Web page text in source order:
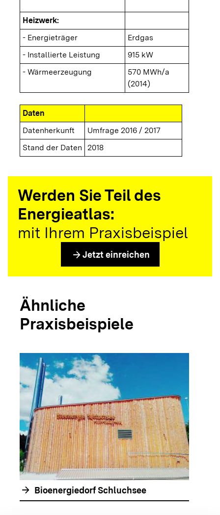
Heizwerk:
- Energieträger
Erdgas
- Installierte Leistung
915 kW
- Wärmeerzeugung
570 MWh/a
(2014)
Daten
Datenherkunft
Umfrage 2016 / 2017
Stand der Daten
2018
Werden Sie Teil des
Energieatlas:
mit Ihrem Praxisbeispiel
arrow_forward Jetzt einreichen
Ähnliche
Praxisbeispiele
arrow_forward Bioenergiedorf Schluchsee